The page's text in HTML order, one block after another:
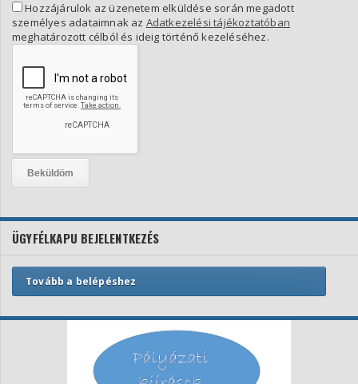
Hozzájárulok az üzenetem elküldése során megadott
személyes adataimnak az Adatkezelési tájékoztatóban
meghatározott célból és ideig történő kezeléséhez.
ÜGYFÉLKAPU BEJELENTKEZÉS
Tovább a belépéshez